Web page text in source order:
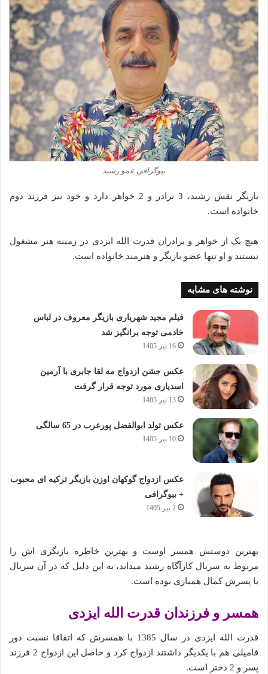
بیوگرافی عمو رشید
بازیگر نقش رشید، 3 برادر و 2 خواهر دارد و خود نیز فرزند دوم
خانواده است.
هیچ یک از خواهر و برادران قدرت الله ایزدی در زمینه هنر مشغول
نیستند و او تنها عضو بازیگر و هنرمند خانواده است.
نوشته های مشابه
فیلم مجید شهریاری بازیگر معروف در لباس
خادمی توجه برانگیز شد
16 تیر 1405
عکس جشن ازدواج مه لقا جابری با آرمین
اسدیاری مورد توجه قرار گرفت
13 تیر 1405
عکس تولد ابوالفضل پورعرب در 65 سالگی
10 تیر 1405
عکس ازدواج گوکهان اوزن بازیگر ترکیه ای محبوب
+ بیوگرافی
2 تیر 1405
بهترین دوستش همسر اوست و بهترین خاطره بازیگری اش را
مربوط به سریال کارآگاه رشید میداند، به این دلیل که در آن سریال
با پسرش کمال همبازی بوده است.
همسر و فرزندان قدرت الله ایزدی
قدرت الله ایزدی در سال 1385 با همسرش که اتفاقا نسبت دور
فامیلی هم با یکدیگر داشتند ازدواج کرد و حاصل این ازدواج 2 فرزند
پسر و 2 دختر است.